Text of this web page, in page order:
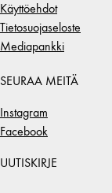
Käyttöehdot
Tietosuojaseloste
Mediapankki
SEURAA MEITÄ
Instagram
Facebook
UUTISKIRJE